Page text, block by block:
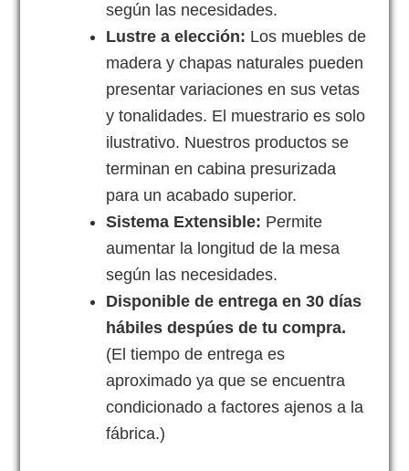
según las necesidades.
Lustre a elección: Los muebles de
madera y chapas naturales pueden
presentar variaciones en sus vetas
y tonalidades. El muestrario es solo
ilustrativo. Nuestros productos se
terminan en cabina presurizada
para un acabado superior.
Sistema Extensible: Permite
aumentar la longitud de la mesa
según las necesidades.
Disponible de entrega en 30 días
hábiles despúes de tu compra.
(El tiempo de entrega es
aproximado ya que se encuentra
condicionado a factores ajenos a la
fábrica.)